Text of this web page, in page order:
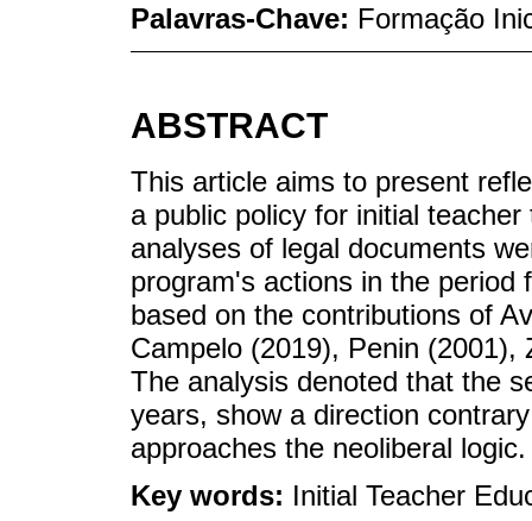
Palavras-Chave: Formação
ABSTRACT
This article aims to present
a public policy for initial
analyses of legal documents
program's actions in the period
based on the contributions of
Campelo (2019), Penin
The analysis denoted that the
years, show a direction
approaches the neoliberal logic.
Key words: Initial Teacher